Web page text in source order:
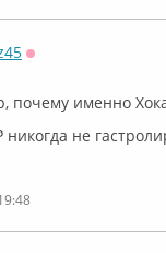
почему именно
не